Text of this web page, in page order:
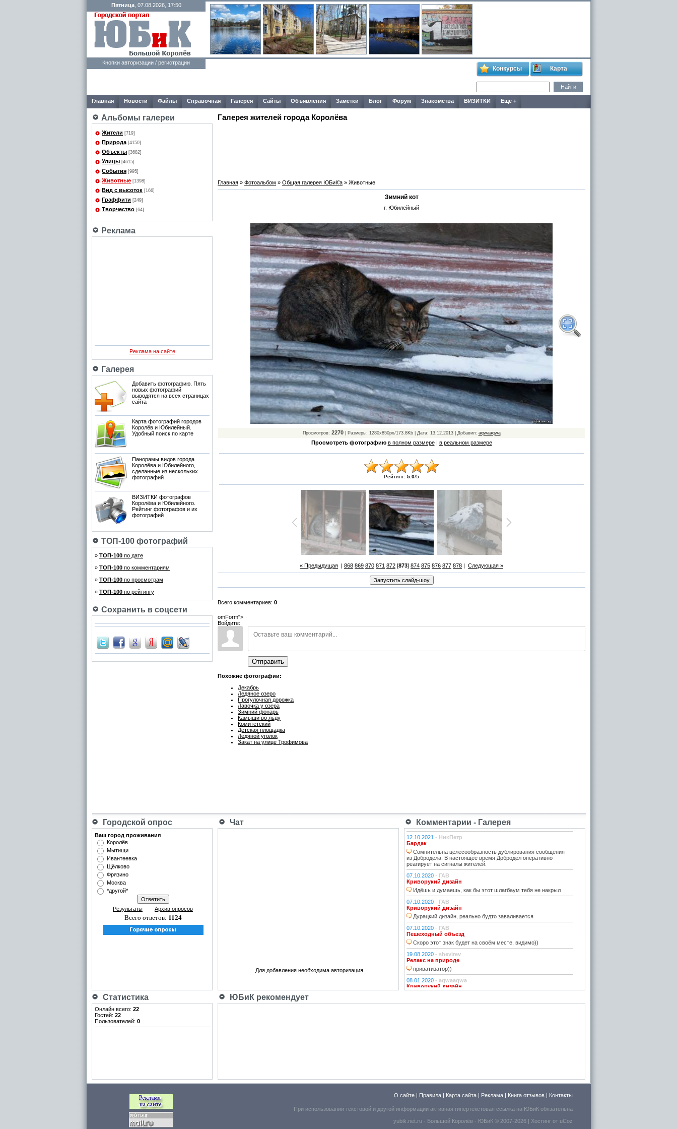
Пятница, 07.08.2026, 17:50
Кнопки авторизации / регистрации
Конкурсы Карта
Главная Новости Файлы Справочная Галерея Сайты Объявления Заметки Блог Форум Знакомства ВИЗИТКИ Ещё +
Альбомы галереи
Жители [719]
Природа [4150]
Объекты [3682]
Улицы [4615]
События [995]
Животные [1398]
Вид с высоток [166]
Граффити [249]
Творчество [64]
Реклама
Реклама на сайте
Галерея
Добавить фотографию. Пять
новых фотографий
выводятся на всех страницах
сайта
Карта фотографий городов
Королёв и Юбилейный.
Удобный поиск по карте
Панорамы видов города
Королёва и Юбилейного,
сделанные из нескольких
фотографий
ВИЗИТКИ фотографов
Королёва и Юбилейного.
Рейтинг фотографов и их
фотографий
ТОП-100 фотографий
» ТОП-100 по дате
» ТОП-100 по комментариям
» ТОП-100 по просмотрам
» ТОП-100 по рейтингу
Сохранить в соцсети
Галерея жителей города Королёва
Главная » Фотоальбом » Общая галерея ЮБиК'a » Животные
Зимний кот
г. Юбилейный
Просмотров: 2270| Размеры: 1280x850px/173.8Kb | Дата: 13.12.2013 | Добавил: aqwaaqwa
Просмотреть фотографию в полном размере| в реальном размере
Рейтинг: 5.0/5
« Предыдущая | 868 869 870 871 872 [873] 874 875 876 877 878 | Следующая »
Всего комментариев: 0
omForm">
Войдите:
Отправить
Похожие фотографии:
Декабрь
Ледяное озеро
Прогулочная дорожка
Лавочка у озера
Зимний фонарь
Камыши во льду
Комитетский
Детская площадка
Ледяной уголок
Закат на улице Трофимова
Городской опрос Чат Комментарии - Галерея
Ваш город проживания
Королёв
Мытищи
Ивантеевка
Щёлково
Фрязино
Москва
*другой*
Результаты Архив опросов
Всего ответов: 1124
Для добавления необходима авторизация
12.10.2021 - НикПетр
Бардак
Сомнительна целесообразность дублирования сообщения
из Добродела. В настоящее время Добродел оперативно
реагирует на сигналы жителей.
07.10.2020 - ГАВ
Криворукий дизайн
Идёшь и думаешь, как бы этот шлагбаум тебя не накрыл
07.10.2020 - ГАВ
Криворукий дизайн
Дурацкий дизайн, реально будто заваливается
07.10.2020 - ГАВ
Пешеходный объезд
Скоро этот знак будет на своём месте, видимо))
19.08.2020 - shevirev
Релакс на природе
приватизатор))
08.01.2020 - aqwaaqwa
Криворукий дизайн
По предпросмотру фото показалось, что это гриб в листьях
Надо же, какое место для сна выбрал.
25.10.2018 - l_yu
Статистика ЮБиК рекомендует
Онлайн всего: 22
Гостей: 22
Пользователей: 0
О сайте | Правила | Карта сайта | Реклама | Книга отзывов | Контакты
При использовании текстовой и другой информации активная гипертекстовая ссылка на ЮБиК обязательна
yubik.net.ru - Большой Королёв - ЮБиК © 2007-2026 | Хостинг от uCoz